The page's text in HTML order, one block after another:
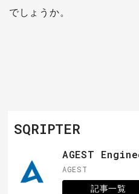
でしょうか。
SQRIPTER
AGEST
AGEST
記事一覧